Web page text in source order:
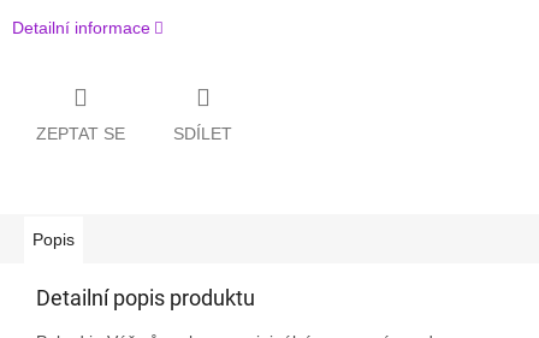
Detailní informace
ZEPTAT SE SDÍLET
Popis
Detailní popis produktu